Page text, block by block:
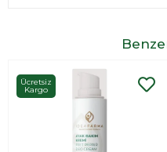
olarak test edilmiştir ve
Birçok ürünümüzün %100
üzerindeki etik duruşumuzun
Bema ile cildiniz, doğanın
canlanacak ve güzellik
Ücretsiz
Kargo